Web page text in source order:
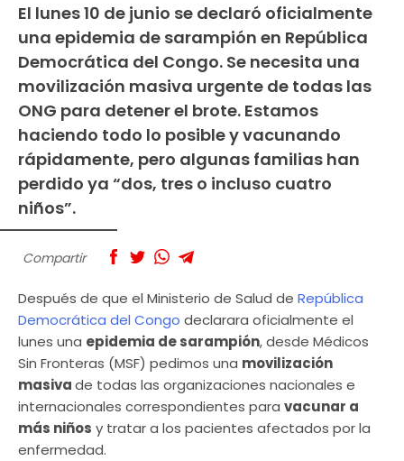
El lunes 10 de junio se declaró oficialmente
una epidemia de sarampión en República
Democrática del Congo. Se necesita una
movilización masiva urgente de todas las
ONG para detener el brote. Estamos
haciendo todo lo posible y vacunando
rápidamente, pero algunas familias han
perdido ya “dos, tres o incluso cuatro
niños”.
Compartir
Después de que el Ministerio de Salud de República
Democrática del Congo declarara oficialmente el
lunes una epidemia de sarampión, desde Médicos
Sin Fronteras (MSF) pedimos una movilización
masivade todas las organizaciones nacionales e
internacionales correspondientes para vacunar a
más niños y tratar a los pacientes afectados por la
enfermedad.